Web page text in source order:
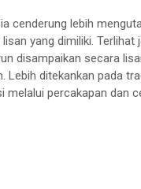
cenderung lebih
yang dimiliki.
disampaikan secara
Lebih ditekankan pada
percakapan dan